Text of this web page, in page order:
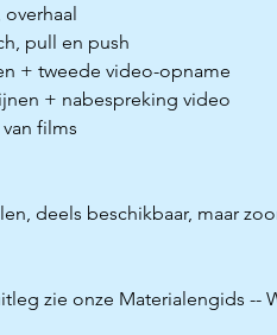
pull en push
+ tweede video-opname
+ nabespreking video
films
deels beschikbaar, maar
zie onze Materialengids --